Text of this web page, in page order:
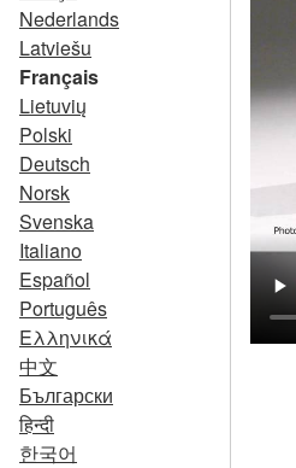
Nederlands
Latviešu
Français
Lietuvių
Polski
Deutsch
Norsk
Svenska
Italiano
Español
Português
Ελληνικά
中文
Български
हिन्दी
한국어